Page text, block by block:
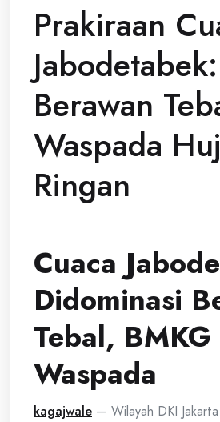
Prakiraan
Jabodetabek:
Berawan
Waspada
Ringan
Cuaca
Didominasi
Tebal,
Waspada
kagajwale — Wilayah DKI